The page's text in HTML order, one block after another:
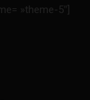
»theme-5″]